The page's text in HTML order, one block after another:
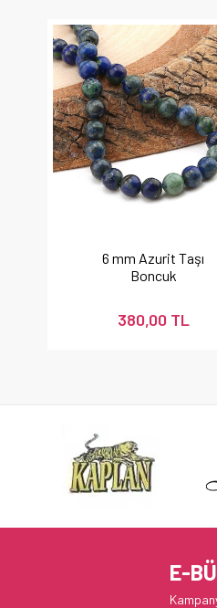
6 mm Azurit Taşı
Boncuk
380,00 TL
E-